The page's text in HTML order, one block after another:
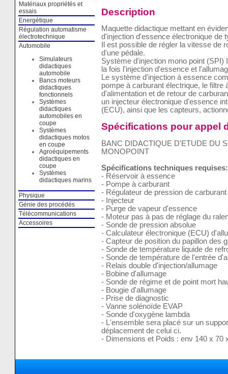
Matériaux propriétés et
essais
Energétique
Régulation automatisme
électrotechnique
Automobile
Simulateurs
didactiques
automobile
Bancs moteurs
didactiques
fonctionnels
Systèmes
didactiques
automobiles en
coupe
Systèmes
didactiques motos
en coupe
Agroéquipements
didactiques en
coupe
Systèmes
didactiques marins
Physique
Génie des procédés
Télécommunications
Accessoires
Description
Maquette didactique mettant en
d'injection d'essence électronique de
Il est possible de régler la vitesse de
d'une pédale.
Système d'injection mono point (SPI)
la fois l'injection d'essence et
Le système d'injection à essence
pompe à carburant électrique, le filtre
d'alimentation et de retour de
un injecteur électronique d'essence
(ECU), ainsi que les capteurs,
Spécifications pour appel
BANC DIDACTIQUE D'ETUDE DU
MONOPOINT
Spécifications techniques requises:
- Réservoir à essence
- Pompe à carburant
- Régulateur de pression de carburant
- Injecteur
- Purge de vapeur d'essence
- Moteur pas à pas de réglage du
- Sonde de pression absolue
- Calculateur électronique (ECU)
- Capteur de position du papillon des
- Sonde de température liquide de
- Sonde de température de l'entrée
- Relais double d'injection/allumage
- Bobine d'allumage
- Sonde de régime et de point mort
- Bougie d'allumage
- Prise de diagnostic
- Vanne solénoïde EVAP
- Sonde d'oxygène lambda
- L'ensemble sera placé sur un
déplacement de celui ci.
- Dimensions et Poids : env 140 x 70